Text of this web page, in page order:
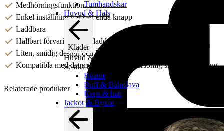
Tumhandskar
Huvud & Hals
Kläder
Huvud & Hals
Se alla huvud & hals
Beanie
Buff & Balaclava
Keps & hatt
Jackor & Byxor
Medhörningsfunktion
Enkel inställning med en enda knapp
Laddbara
Hållbart förvarings- och laddetui (IP54)
Liten, smidig design och låg vikt
Kompatibla med det mesta inom 3M Personlig skyddsutrustning
Relaterade produkter